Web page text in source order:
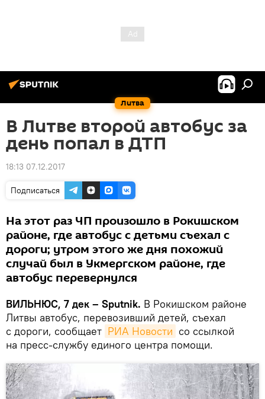
Литва
В Литве второй автобус за
день попал в ДТП
18:13 07.12.2017
Подписаться
На этот раз ЧП произошло в Рокишском
районе, где автобус с детьми съехал с
дороги; утром этого же дня похожий
случай был в Укмергском районе, где
автобус перевернулся
ВИЛЬНЮС, 7 дек – Sputnik. В Рокишском районе
Литвы автобус, перевозивший детей, съехал
с дороги, сообщает РИА Новости со ссылкой
на пресс-службу единого центра помощи.